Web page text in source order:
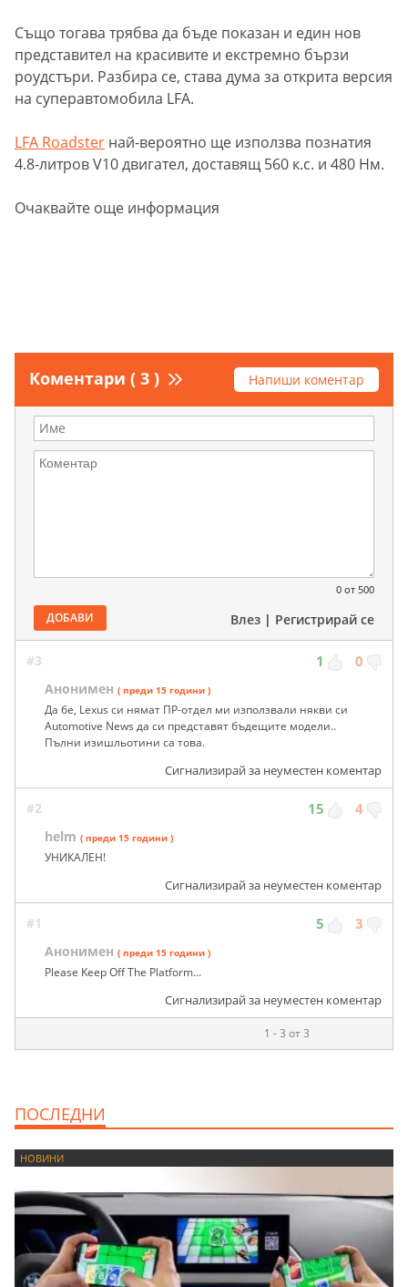
Също тогава трябва да бъде показан и един нов
представител на красивите и екстремно бързи
роудстъри. Разбира се, става дума за открита версия
на суперавтомобила LFA.
LFA Roadster най-вероятно ще използва познатия
4.8-литров V10 двигател, доставящ 560 к.с. и 480 Нм.
Очаквайте още информация
Коментари ( 3 ) Напиши коментар
0 от 500
ДОБАВИ Влез | Регистрирай се
#3 1 0
Анонимен ( преди 15 години )
Да бе, Lexus си нямат ПР-отдел ми използвали някви си
Automotive News да си представят бъдещите модели..
Пълни изишльотини са това.
Сигнализирай за неуместен коментар
#2 15 4
helm ( преди 15 години )
УНИКАЛЕН!
Сигнализирай за неуместен коментар
#1 5 3
Анонимен ( преди 15 години )
Please Keep Off The Platform...
Сигнализирай за неуместен коментар
1 - 3 от 3
ПОСЛЕДНИ
НОВИНИ